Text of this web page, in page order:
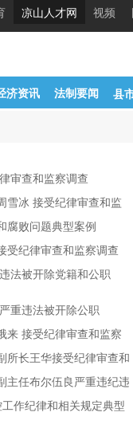
凉山人才网 视频
济资讯 法制要闻
县
审查和监察调查
雪冰 接受纪律审查和监
腐败问题典型案例
受纪律审查和监察调查
法被开除党籍和公职
重违法被开除公职
来 接受纪律审查和监察
所长王华接受纪律审查和
主任布尔伍良严重违纪违
作纪律和相关规定典型